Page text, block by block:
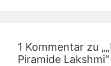
1 Kommentar zu
Piramide Lakshmi“